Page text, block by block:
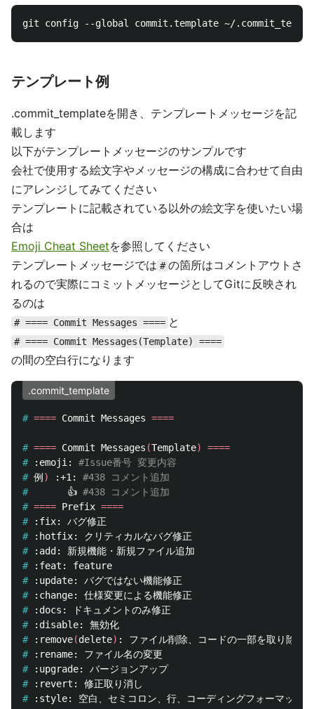
テンプレート例
.commit_templateを開き、テンプレートメッセージを記
載します
以下がテンプレートメッセージのサンプルです
会社で使用する絵文字やメッセージの構成に合わせて自由
にアレンジしてみてください
テンプレートに記載されている以外の絵文字を使いたい場
合は
Emoji Cheat Sheetを参照してください
テンプレートメッセージでは # の箇所はコメントアウトさ
れるので実際にコミットメッセージとしてGitに反映され
るのは
# ==== Commit Messages ==== と
# ==== Commit Messages(Template) ====
の間の空白行になります
.commit_template
# ==== Commit Messages ====
# ==== Commit Messages (Template)
====
#
:emoji: #Issue番号 変更内容
# 例 ) :+1: #438 コメント追加
#
👍 #438 コメント追加
# ==== Prefix ====
#
#
#
#
#
#
#
#
#
:remove(delete)
#
#
#
#